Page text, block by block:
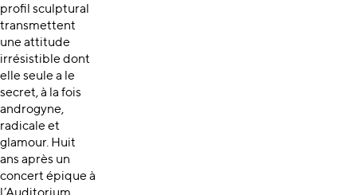
profil sculptural
transmettent
une attitude
irrésistible dont
elle seule a le
secret, à la fois
androgyne,
radicale et
glamour. Huit
ans après un
concert épique à